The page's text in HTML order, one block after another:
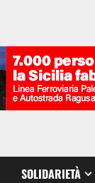
SOLIDARIETÀ